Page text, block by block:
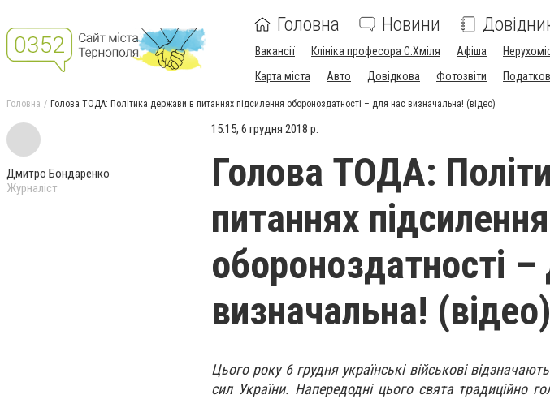
Головна Новини
Вакансії Клініка професора С.Хміля Афіша
Карта міста
Авто Довідкова Фотозвіти
Головна Голова ТОДА: Політика держави в питаннях підсилення обороноздатності – для нас визначальна! (відео)
Дмитро Бондаренко
Журналіст
15:15, 6 грудня 2018 р.
Голова ТОДА:
питаннях підсилення
обороноздатності
визначальна! (відео)
Цього року 6 грудня українські військові
сил України. Напередодні цього свята традиційно